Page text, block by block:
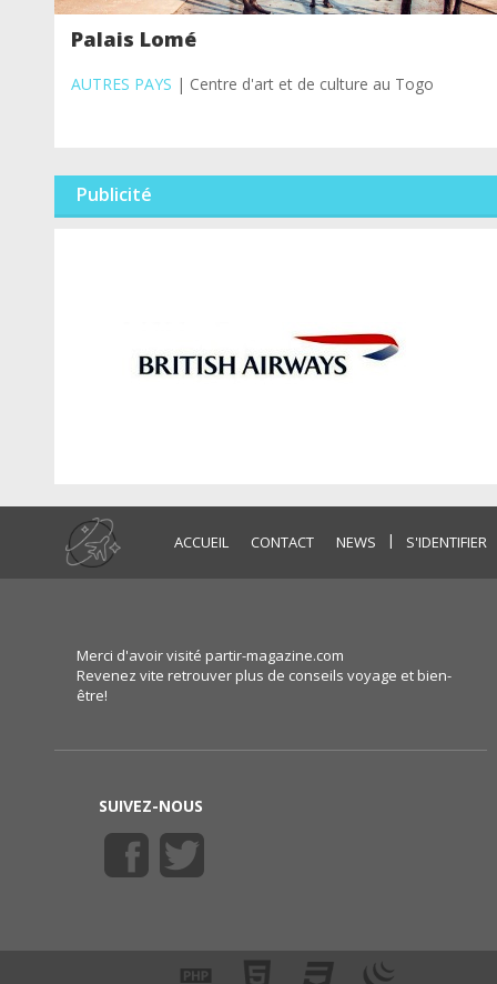
Palais Lomé
AUTRES PAYS | Centre d'art et de culture au Togo
Publicité
ACCUEIL CONTACT NEWS | S'IDENTIFIER
Merci d'avoir visité partir-magazine.com
Revenez vite retrouver plus de conseils voyage et bien-
être!
SUIVEZ-NOUS